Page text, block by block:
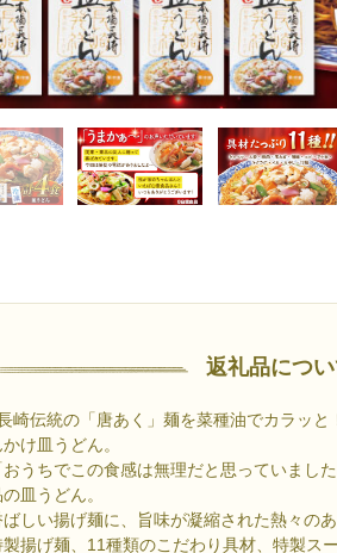
返礼品につ
崎伝統の「唐あく」麺を菜種油でカラッ
かけ皿うどん。
おうちでこの食感は無理だと思っていまし
皿うどん。
ばしい揚げ麺に、旨味が凝縮された熱々の
製揚げ麺、11種類のこだわり具材、特製ス